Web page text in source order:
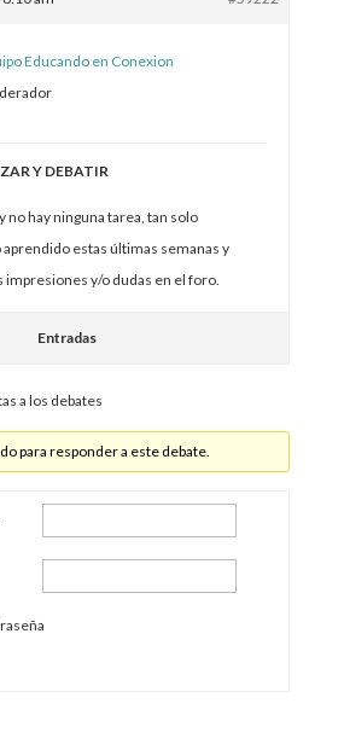
Educando en Conexion
Y DEBATIR
no hay ninguna tarea, tan solo
estas últimas semanas y
y/o dudas en el foro.
Entradas
a los debates
para responder a este debate.